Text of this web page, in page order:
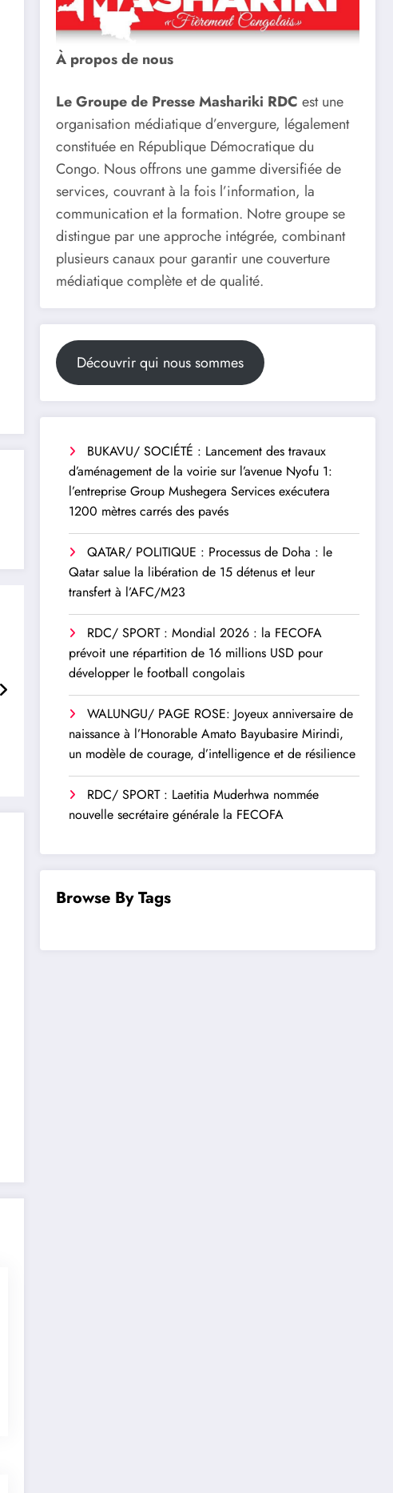
À propos de nous
Le Groupe de Presse Mashariki RDC est une
organisation médiatique d’envergure, légalement
constituée en République Démocratique du
Congo. Nous offrons une gamme diversifiée de
services, couvrant à la fois l’information, la
communication et la formation. Notre groupe se
distingue par une approche intégrée, combinant
plusieurs canaux pour garantir une couverture
médiatique complète et de qualité.
Découvrir qui nous sommes
BUKAVU/ SOCIÉTÉ : Lancement des travaux
d’aménagement de la voirie sur l’avenue Nyofu 1:
l’entreprise Group Mushegera Services exécutera
1200 mètres carrés des pavés
QATAR/ POLITIQUE : Processus de Doha : le
Qatar salue la libération de 15 détenus et leur
transfert à l’AFC/M23
RDC/ SPORT : Mondial 2026 : la FECOFA
prévoit une répartition de 16 millions USD pour
développer le football congolais
WALUNGU/ PAGE ROSE: Joyeux anniversaire de
naissance à l’Honorable Amato Bayubasire Mirindi,
un modèle de courage, d’intelligence et de résilience
RDC/ SPORT : Laetitia Muderhwa nommée
nouvelle secrétaire générale la FECOFA
Browse By Tags